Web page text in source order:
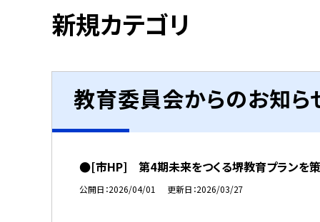
新規カテゴリ
教育委員会からのお知ら
●[市HP] 第4期未来をつくる堺教育プランを策
公開日 2026/04/01 更新日 2026/03/27